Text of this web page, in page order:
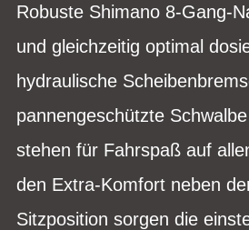
Robuste Shimano 8-Gang-
und gleichzeitig optimal
hydraulische
pannengeschützte
stehen für Fahrspaß auf
den Extra-Komfort neben
Sitzposition sorgen die